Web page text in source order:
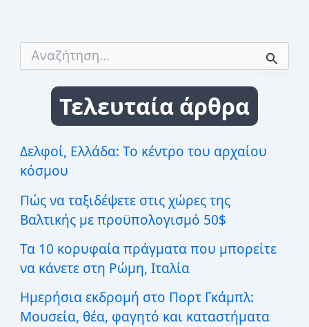
σ
η
γ
α
:
Τελευταία άρθρα
Δελφοί, Ελλάδα: Το κέντρο του αρχαίου
κόσμου
Πώς να ταξιδέψετε στις χώρες της
Βαλτικής με προϋπολογισμό 50$
Τα 10 κορυφαία πράγματα που μπορείτε
να κάνετε στη Ρώμη, Ιταλία
Ημερήσια εκδρομή στο Πορτ Γκάμπλ:
Μουσεία, θέα, φαγητό και καταστήματα